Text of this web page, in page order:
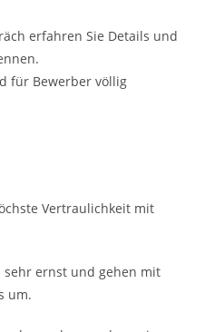
erfahren Sie Details und
für Bewerber völlig
Vertraulichkeit mit
sehr ernst und gehen mit
um.